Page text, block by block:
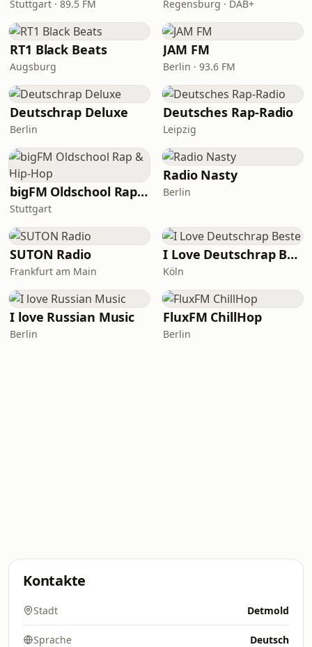
Stuttgart · 89.5 FM Regensburg · DAB+
RT1 Black Beats
Augsburg
JAM FM
Berlin · 93.6 FM
Deutschrap Deluxe
Berlin
Deutsches Rap-Radio
Leipzig
bigFM Oldschool Rap & Hip-Hop
Stuttgart
Radio Nasty
Berlin
SUTON Radio
Frankfurt am Main
I Love Deutschrap Beste
Köln
I love Russian Music
Berlin
FluxFM ChillHop
Berlin
Kontakte
Stadt Detmold
Sprache Deutsch